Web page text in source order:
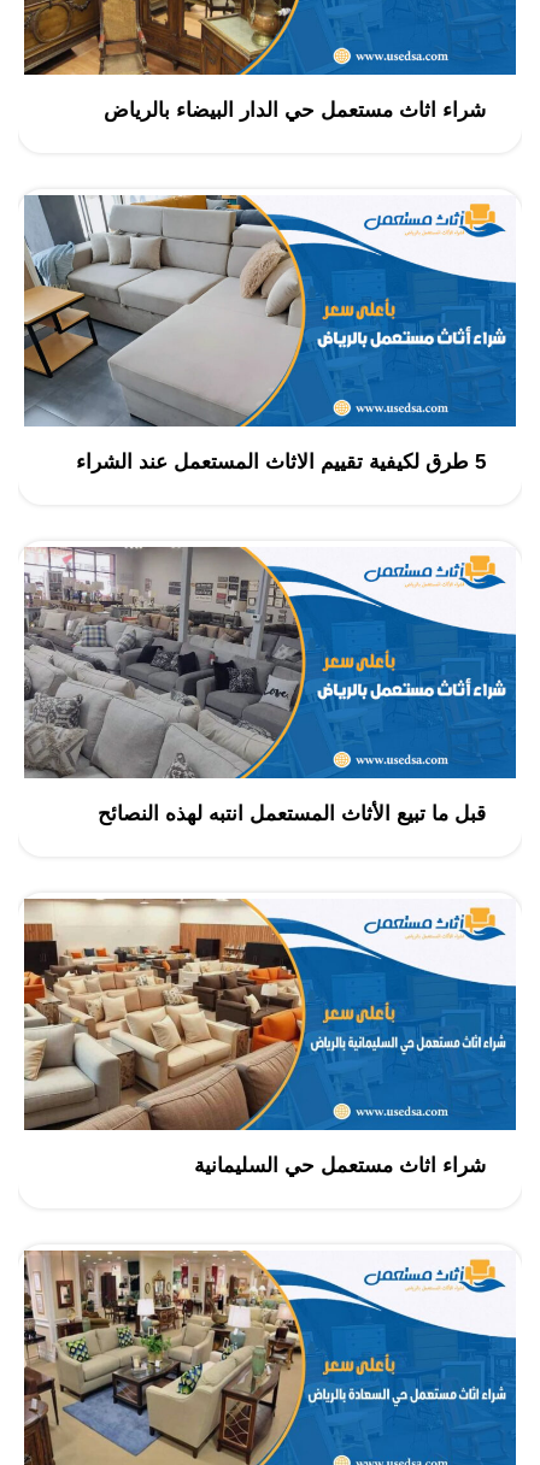
شراء اثاث مستعمل حي الدار البيضاء بالرياض
5 طرق لكيفية تقييم الاثاث المستعمل عند الشراء
قبل ما تبيع الأثاث المستعمل انتبه لهذه النصائح
شراء اثاث مستعمل حي السليمانية